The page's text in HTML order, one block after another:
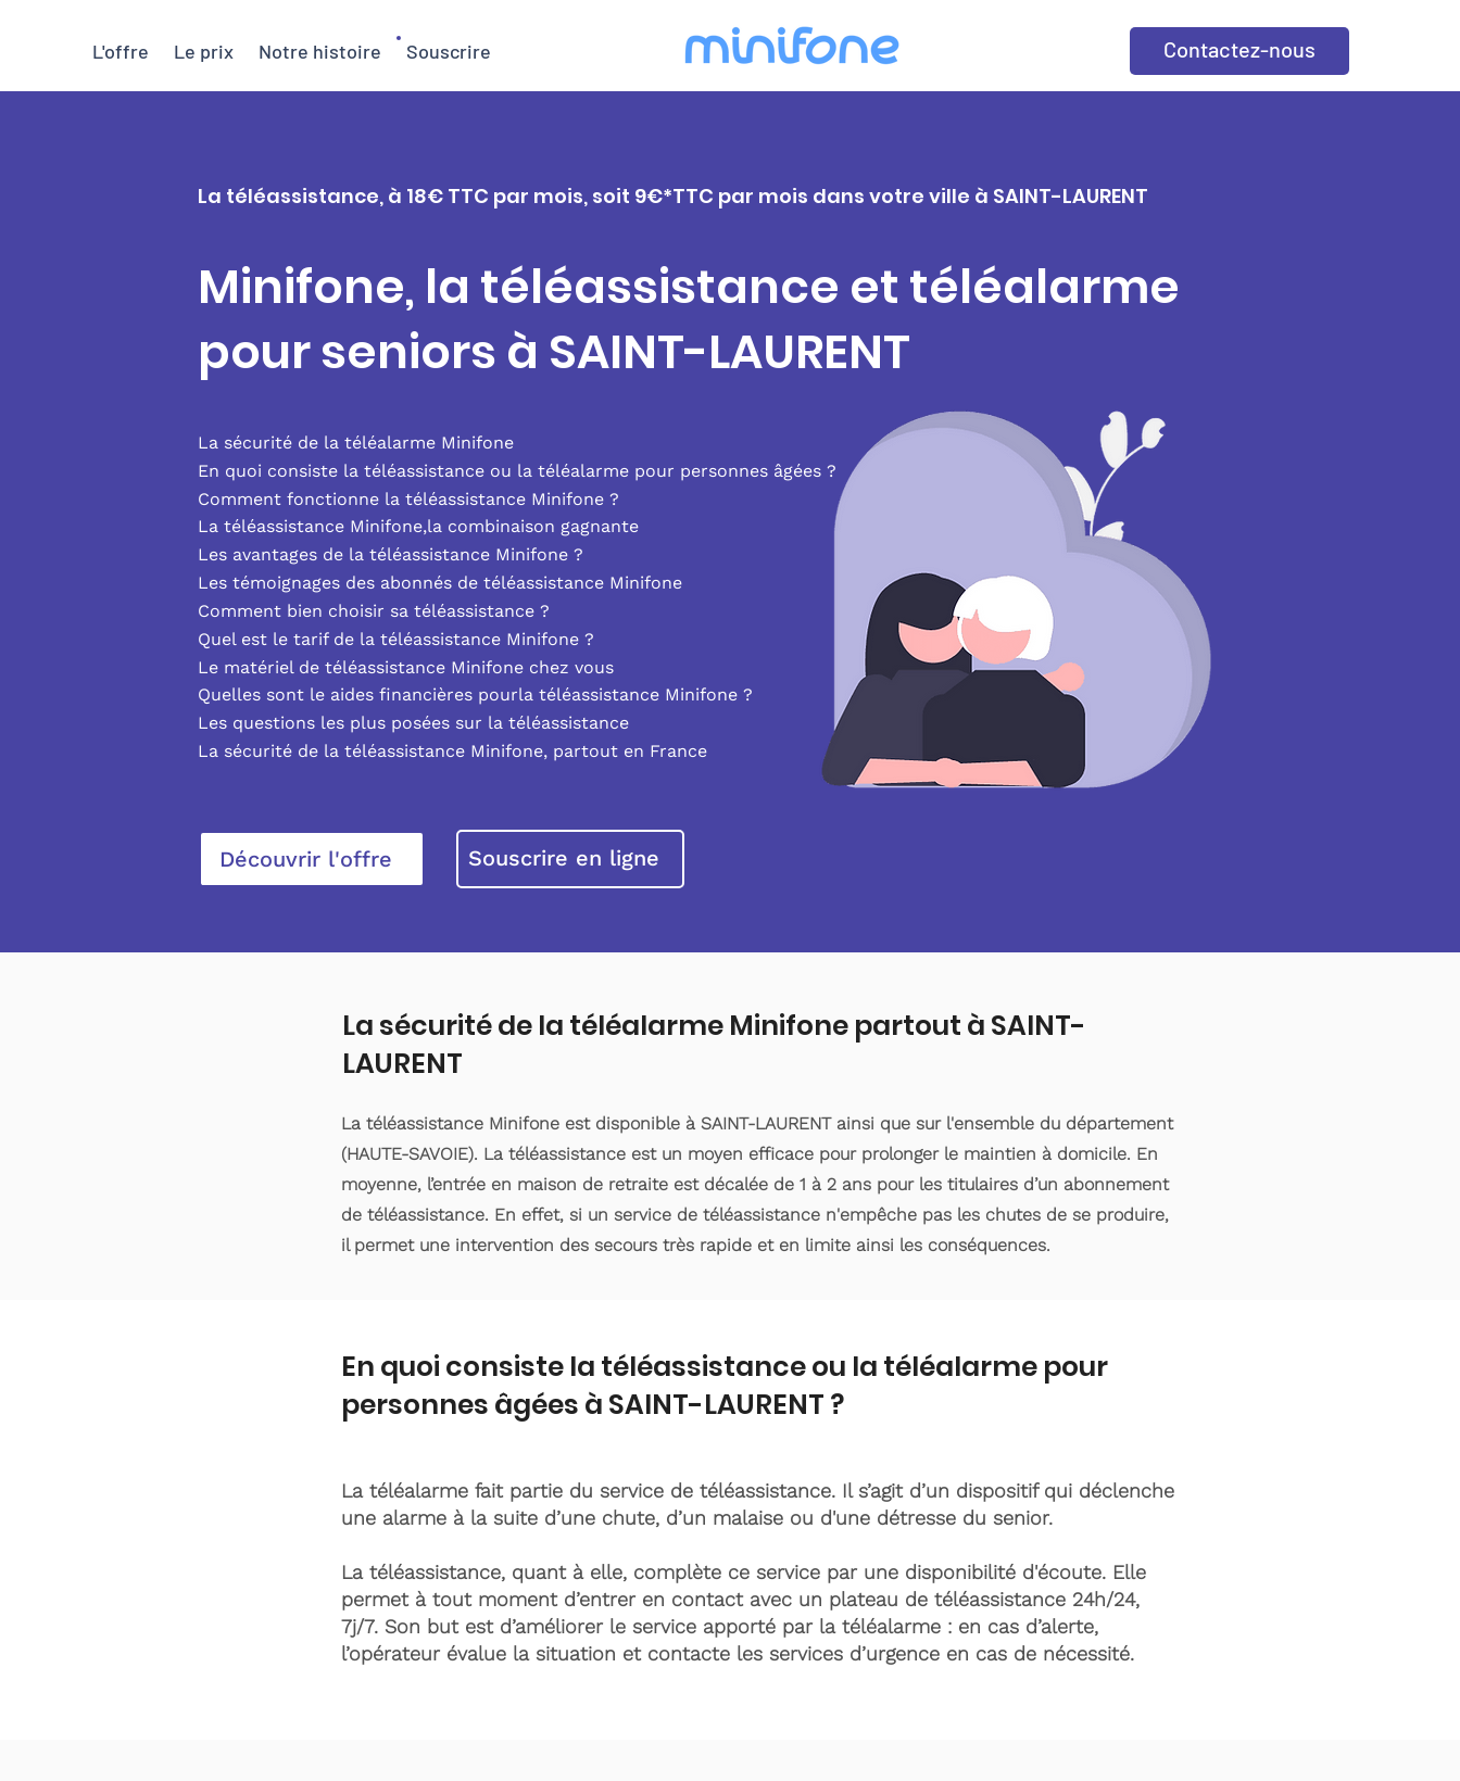
L'offre Le prix Notre histoire Souscrire Contactez-nous
La téléassistance, à 18€ TTC par mois, soit 9€*TTC par mois dans votre ville à SAINT-LAURENT
Minifone, la téléassistance et téléalarme
pour seniors à SAINT-LAURENT
La sécurité de la téléalarme Minifone
En quoi consiste la téléassistance ou la téléalarme pour personnes âgées ?
Comment fonctionne la téléassistance Minifone ?
La téléassistance Minifone,la combinaison gagnante
Les avantages de la téléassistance Minifone ?
Les témoignages des abonnés de téléassistance Minifone
Comment bien choisir sa téléassistance ?
Quel est le tarif de la téléassistance Minifone ?
Le matériel de téléassistance Minifone chez vous
Quelles sont le aides financières pourla téléassistance Minifone ?
Les questions les plus posées sur la téléassistance
La sécurité de la téléassistance Minifone, partout en France
Découvrir l'offre Souscrire en ligne
La sécurité de la téléalarme Minifone partout à SAINT-
LAURENT
La téléassistance Minifone est disponible à SAINT-LAURENT ainsi que sur l'ensemble du département
(HAUTE-SAVOIE). La téléassistance est un moyen efficace pour prolonger le maintien à domicile. En
moyenne, l’entrée en maison de retraite est décalée de 1 à 2 ans pour les titulaires d’un abonnement
de téléassistance. En effet, si un service de téléassistance n'empêche pas les chutes de se produire,
il permet une intervention des secours très rapide et en limite ainsi les conséquences.
En quoi consiste la téléassistance ou la téléalarme pour
personnes âgées à SAINT-LAURENT ?
La téléalarme fait partie du service de téléassistance. Il s’agit d’un dispositif qui déclenche
une alarme à la suite d’une chute, d’un malaise ou d'une détresse du senior.
La téléassistance, quant à elle, complète ce service par une disponibilité d'écoute. Elle
permet à tout moment d’entrer en contact avec un plateau de téléassistance 24h/24,
7j/7. Son but est d’améliorer le service apporté par la téléalarme : en cas d’alerte,
l’opérateur évalue la situation et contacte les services d’urgence en cas de nécessité.